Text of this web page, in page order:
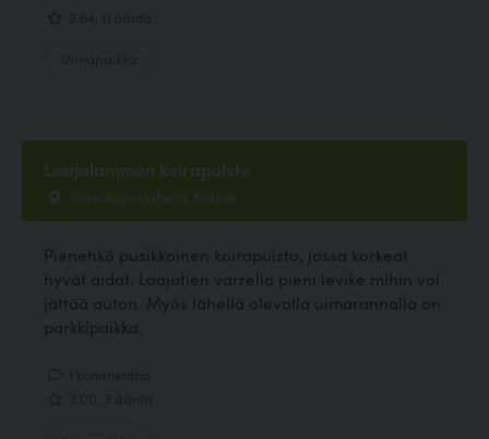
Laajalammen koirapuisto
Tuiskukujan lähellä, Mikkeli
Pienehkö pusikkoinen koirapuisto, jossa korkeat
hyvät aidat. Laajatien varrella pieni levike mihin voi
jättää auton. Myös lähellä olevalla uimarannalla on
parkkipaikka.